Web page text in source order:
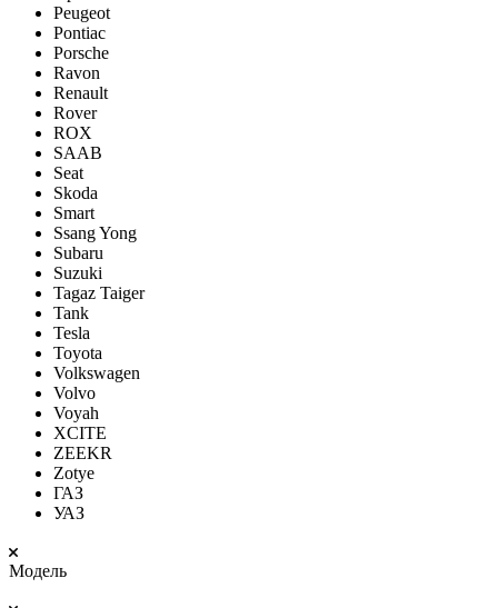
Peugeot
Pontiac
Porsсhe
Ravon
Renault
Rover
ROX
SAAB
Seat
Skoda
Smart
Ssang Yong
Subaru
Suzuki
Tagaz Taiger
Tank
Tesla
Toyota
Volkswagen
Volvo
Voyah
XCITE
ZEEKR
Zotye
ГАЗ
УАЗ
Модель